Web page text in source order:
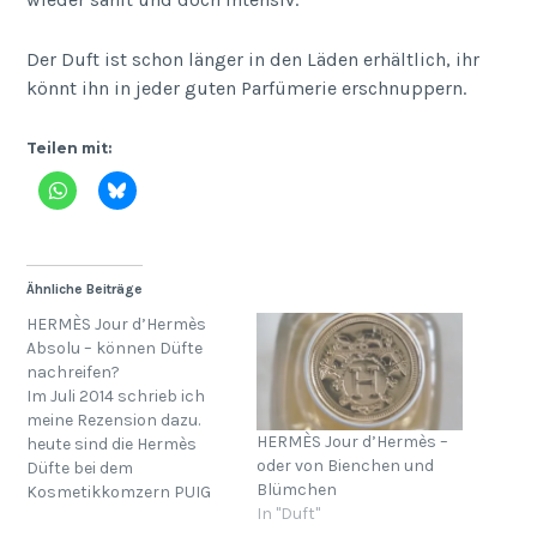
Der Duft ist schon länger in den Läden erhältlich, ihr
könnt ihn in jeder guten Parfümerie erschnuppern.
Teilen mit:
Ähnliche Beiträge
HERMÈS Jour d’Hermès
Absolu – können Düfte
nachreifen?
Im Juli 2014 schrieb ich
meine Rezension dazu.
heute sind die Hermès
Düfte bei dem
Kosmetikkomzern PUIG
HERMÈS Jour d’Hermès –
oder von Bienchen und
Blümchen
In "Duft"